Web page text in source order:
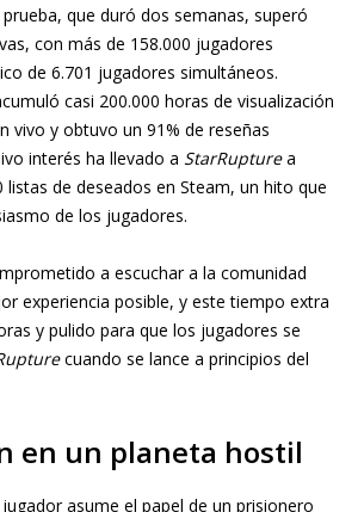
que duró dos semanas, superó
con más de 158.000 jugadores
de 6.701 jugadores simultáneos.
casi 200.000 horas de visualización
vivo y obtuvo un 91% de reseñas
interés ha llevado a StarRupturea
listas de deseados en Steam, un hito que
de los jugadores.
a escuchar a la comunidad
experiencia posible, y este tiempo extra
y pulido para que los jugadores se
cuando se lance a principios del
en un planeta hostil
asume el papel de un prisionero